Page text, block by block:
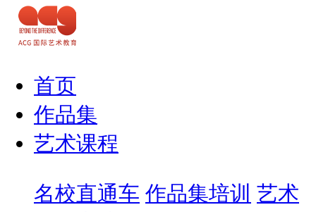
首页
作品集
艺术课程
名校直通车 作品集培训 艺术